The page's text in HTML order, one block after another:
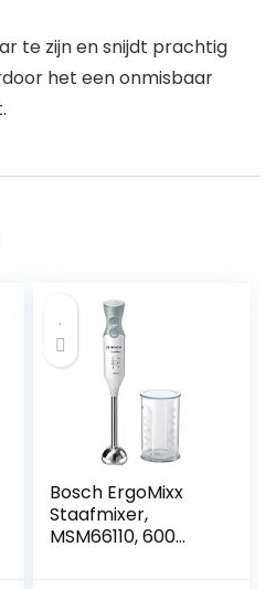
te zijn en snijdt prachtig
het een onmisbaar
Bosch ErgoMixx
Staafmixer,
MSM66110, 600